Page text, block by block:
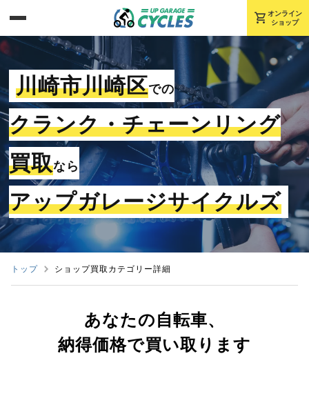
shopping_cart オンライン
ショップ
川崎市川崎区での
クランク・チェーンリング
買取なら
アップガレージサイクルズ
トップ ショップ買取カテゴリー詳細
あなたの自転車、
納得価格で買い取ります